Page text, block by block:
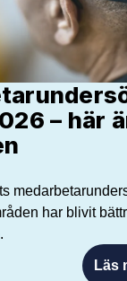
– här
har blivit
Läs